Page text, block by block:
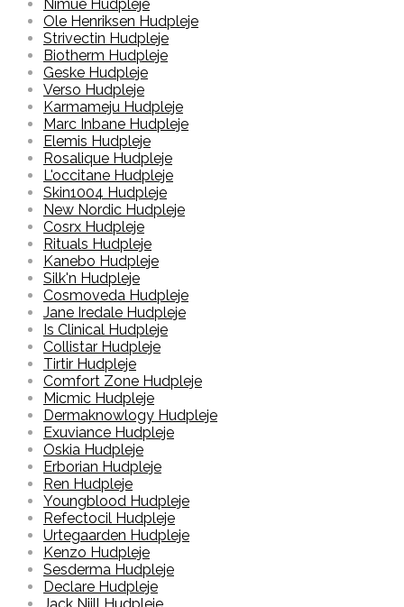
Nimue Hudpleje
Ole Henriksen Hudpleje
Strivectin Hudpleje
Biotherm Hudpleje
Geske Hudpleje
Verso Hudpleje
Karmameju Hudpleje
Marc Inbane Hudpleje
Elemis Hudpleje
Rosalique Hudpleje
L'occitane Hudpleje
Skin1004 Hudpleje
New Nordic Hudpleje
Cosrx Hudpleje
Rituals Hudpleje
Kanebo Hudpleje
Silk'n Hudpleje
Cosmoveda Hudpleje
Jane Iredale Hudpleje
Is Clinical Hudpleje
Collistar Hudpleje
Tirtir Hudpleje
Comfort Zone Hudpleje
Micmic Hudpleje
Dermaknowlogy Hudpleje
Exuviance Hudpleje
Oskia Hudpleje
Erborian Hudpleje
Ren Hudpleje
Youngblood Hudpleje
Refectocil Hudpleje
Urtegaarden Hudpleje
Kenzo Hudpleje
Sesderma Hudpleje
Declare Hudpleje